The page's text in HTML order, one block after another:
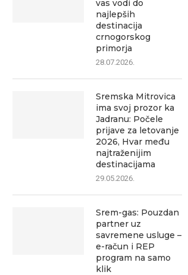
Više od 850 trkača „trčalo za
vas vodi do
najlepših
destinacija
crnogorskog
primorja
28.07.2026.
Sremska Mitrovica
ima svoj prozor ka
Jadranu: Počele
prijave za letovanje
2026, Hvar među
najtraženijim
destinacijama
29.05.2026.
Srem-gas: Pouzdan
partner uz
savremene usluge –
e-račun i REP
program na samo
klik